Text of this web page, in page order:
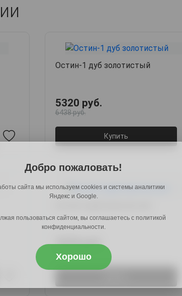
Остин-1 дуб золотистый
5320 руб.
6438 руб.
Купить
7670 руб.
9204 руб.
Добро пожаловать!
сайта мы используем cookies и системы аналитики
Яндекс и Google.
пользоваться сайтом, вы соглашаетесь с политикой
конфиденциальности.
Хорошо